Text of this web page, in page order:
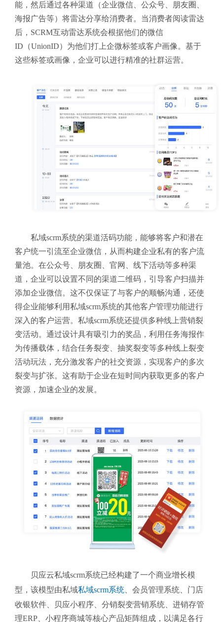
能，然后通过各种渠道（企业微信、公众号、朋友圈、
海报广告等）将雷达分享给消费者。当消费者阅读雷达
后，SCRM互动雷达系统会根据他们的微信
ID（UnionID）为他们打上企微标签或客户画像。基于
这些标签或画像，企业可以进行精准的社群运营。
私域scrm系统的渠道活码功能，能够将客户和潜在
客户统一引流至企业微信，从而构建企业私有的客户流
量池。在公众号、朋友圈、官网、线下活动等多种渠
道，企业可以设置不同的渠道二维码，引导客户扫描并
添加企业微信。这不仅保证了与客户的顺畅沟通，还使
得企业能够利用私域scrm系统的其他客户管理功能进行
深入的客户运营。 私域scrm系统还提供多种线上营销裂
变活动。通过设计具有吸引力的奖品，利用任务海报作
为传播载体，结合任务裂变、抽奖裂变等多种线上裂变
活动玩法，充分激发客户的社交资源，实现客户的多次
裂变与扩张。这有助于企业在短时间内获取更多的客户
资源，加速企业的发展。
贝应云私域scrm系统已经构建了一个商业增长模
型，该模型由私域私域scrm系统 、会员管理系统、门店
收银软件、贝应小程序、分销裂变营销系统、进销存管
理ERP、小程序商城等核心产品矩阵组成，以满足各行